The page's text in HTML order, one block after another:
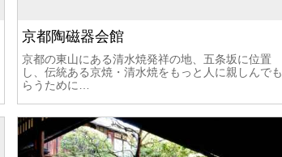
京都陶磁器会館
京都の東山にある清水焼発祥の地、五条坂に位置
し、伝統ある京焼・清水焼をもっと人に親しんでも
らうために…